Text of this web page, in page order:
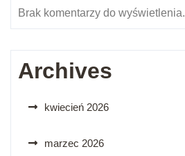
Brak komentarzy do wyświetlenia.
Archives
kwiecień 2026
marzec 2026